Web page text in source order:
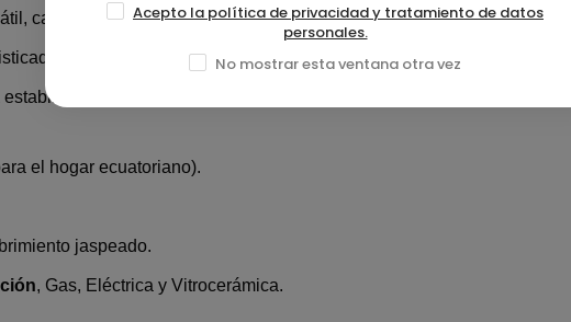
cabe perfectamente en cualquier hornilla.
que resalta la belleza de tu cocina moderna.
total y contacto perfecto en placas de inducción.
el hogar ecuatoriano).
jaspeado.
, Gas, Eléctrica y Vitrocerámica.
Acepto la política de privacidad y tratamiento de datos
personales.
No mostrar esta ventana otra vez